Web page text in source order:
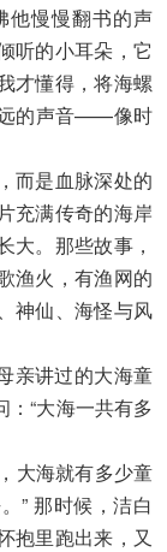
他慢慢翻书的声
听的小耳朵，它
才懂得，将海螺
远的声音——像时
是血脉深处的
充满传奇的海岸
大。那些故事，
渔火，有渔网的
神仙、海怪与风
亲讲过的大海童
“大海一共有多
大海就有多少童
” 那时候，洁白
抱里跑出来，又